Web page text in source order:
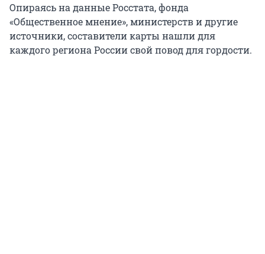
Опираясь на данные Росстата, фонда
«Общественное мнение», министерств и другие
источники, составители карты нашли для
каждого региона России свой повод для гордости.